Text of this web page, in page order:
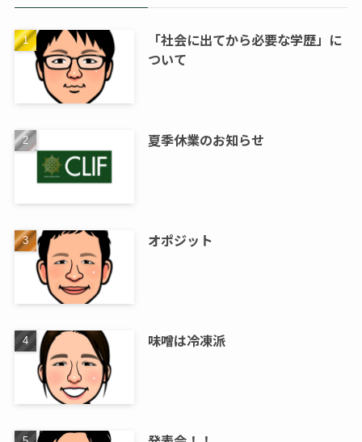
「社会に出てから必要な学歴」に
ついて
夏季休業のお知らせ
オポジット
味噌は冷凍派